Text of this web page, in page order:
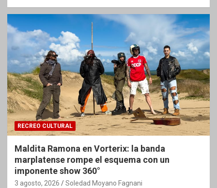
RECREO CULTURAL
Maldita Ramona en Vorterix: la banda
marplatense rompe el esquema con un
imponente show 360°
3 agosto, 2026 Soledad Moyano Fagnani